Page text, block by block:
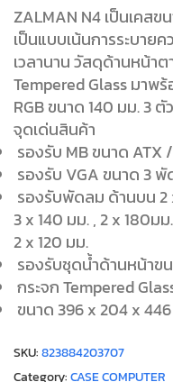
ZALMAN N4 เป็นเคส
เป็นแบบเน้นการระบายค
เวลานาน วัสดุด้านหน้า
Tempered Glass มาพ
RGB ขนาด 140 มม. 3 ตั
จุดเด่นสินค้า
รองรับ MB ขนาด ATX
รองรับ VGA ขนาด 3
รองรับพัดลม ด้านบน 2
3 x 140 มม. , 2 x 180ม
2 x 120 มม.
รองรับชุดน้ำด้านหน้าข
กระจก Tempered
ขนาด 396 x 204 x
SKU:823884203707
Category:CASE COMPUTER